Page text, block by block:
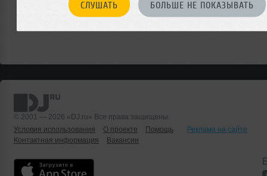
СЛУШАТЬ БОЛЬШЕ НЕ ПОКАЗЫВАТЬ
© 2001 — 2026 «DJ.ru» Все права защищены.
Условия использования
О проекте Помощь
Реклама на сайте
Контактная информация
Вакансии